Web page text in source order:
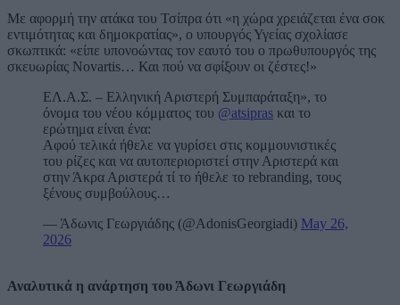
Με αφορμή την ατάκα του Τσίπρα ότι «η χώρα χρειάζεται ένα σοκ
εντιμότητας και δημοκρατίας», ο υπουργός Υγείας σχολίασε
σκωπτικά: «είπε υπονοώντας τον εαυτό του ο πρωθυπουργός της
σκευωρίας Novartis… Και πού να σφίξουν οι ζέστες!»
ΕΛ.Α.Σ. – Ελληνική Αριστερή Συμπαράταξη», το
όνομα του νέου κόμματος του @atsipras και το
ερώτημα είναι ένα:
Αφού τελικά ήθελε να γυρίσει στις κομμουνιστικές
του ρίζες και να αυτοπεριοριστεί στην Αριστερά και
στην Άκρα Αριστερά τί το ήθελε το rebranding, τους
ξένους συμβούλους…
— Άδωνις Γεωργιάδης (@AdonisGeorgiadi) May 26,
2026
Αναλυτικά η ανάρτηση του Άδωνι Γεωργιάδη